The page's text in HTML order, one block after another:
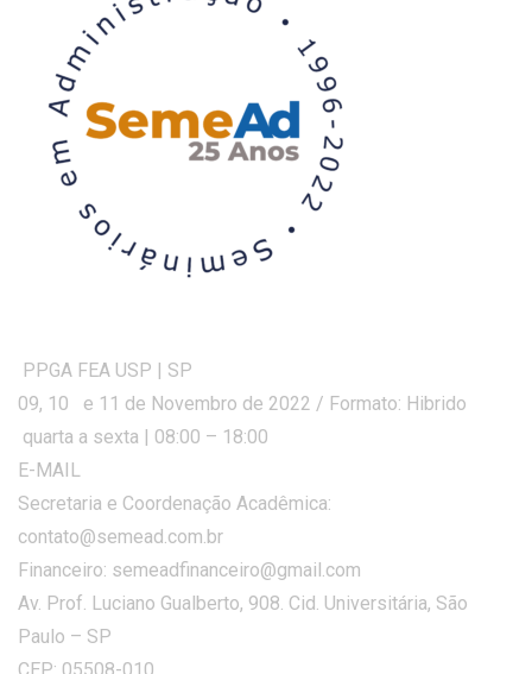
PPGA FEA USP | SP
09, 10 e 11 de Novembro de 2022 / Formato: Hibrido
quarta a sexta | 08:00 – 18:00
E-MAIL
Secretaria e Coordenação Acadêmica:
contato@semead.com.br
Financeiro: semeadfinanceiro@gmail.com
Av. Prof. Luciano Gualberto, 908. Cid. Universitária, São
Paulo – SP